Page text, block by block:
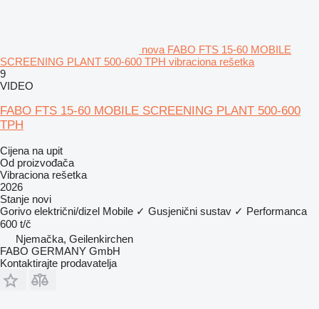
nova FABO FTS 15-60 MOBILE
SCREENING PLANT 500-600 TPH vibraciona rešetka
9
VIDEO
FABO FTS 15-60 MOBILE SCREENING PLANT 500-600
TPH
Cijena na upit
Od proizvođača
Vibraciona rešetka
2026
Stanje novi
Gorivo električni/dizel Mobile ✓ Gusjenični sustav ✓ Performanca
600 t/č
Njemačka, Geilenkirchen
FABO GERMANY GmbH
Kontaktirajte prodavatelja